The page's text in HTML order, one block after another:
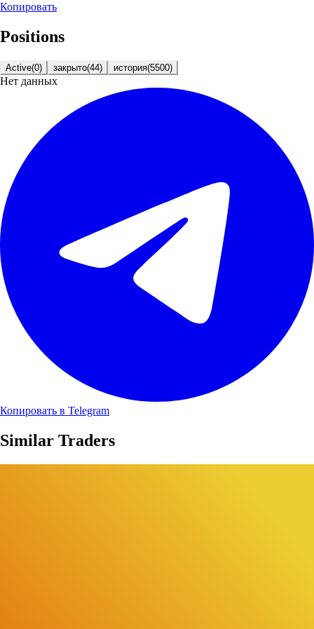
Копировать
Positions
Active(0) закрыто(44) история(5500)
Нет данных
Копировать в Telegram
Similar Traders